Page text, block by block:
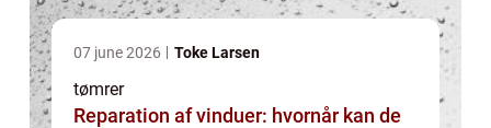
07 june 2026 Toke Larsen
tømrer
Reparation af vinduer: hvornår kan de